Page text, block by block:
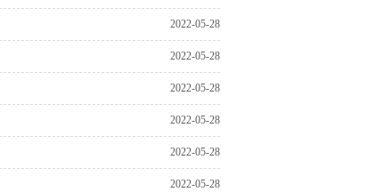
2022-05-28
2022-05-28
2022-05-28
2022-05-28
2022-05-28
2022-05-28